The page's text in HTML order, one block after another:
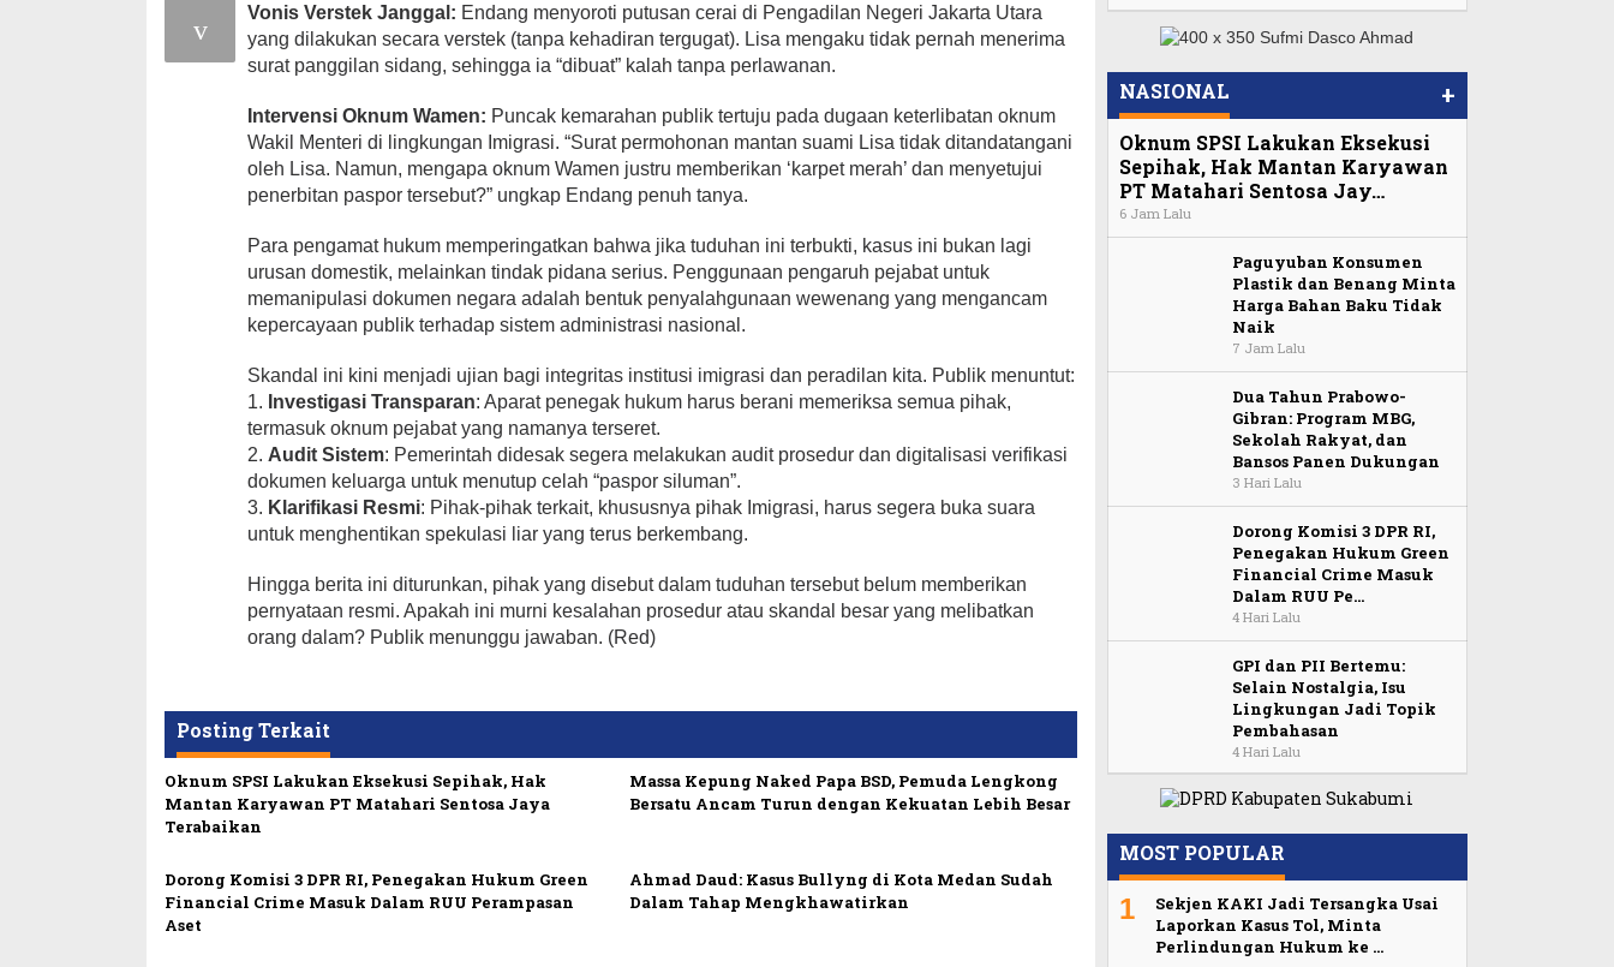
Vonis Verstek Janggal: Endang menyoroti putusan cerai di Pengadilan Negeri Jakarta Utara
yang dilakukan secara verstek (tanpa kehadiran tergugat). Lisa mengaku tidak pernah menerima
surat panggilan sidang, sehingga ia “dibuat” kalah tanpa perlawanan.
Intervensi Oknum Wamen: Puncak kemarahan publik tertuju pada dugaan keterlibatan oknum
Wakil Menteri di lingkungan Imigrasi. “Surat permohonan mantan suami Lisa tidak ditandatangani
oleh Lisa. Namun, mengapa oknum Wamen justru memberikan ‘karpet merah’ dan menyetujui
penerbitan paspor tersebut?” ungkap Endang penuh tanya.
Para pengamat hukum memperingatkan bahwa jika tuduhan ini terbukti, kasus ini bukan lagi
urusan domestik, melainkan tindak pidana serius. Penggunaan pengaruh pejabat untuk
memanipulasi dokumen negara adalah bentuk penyalahgunaan wewenang yang mengancam
kepercayaan publik terhadap sistem administrasi nasional.
Skandal ini kini menjadi ujian bagi integritas institusi imigrasi dan peradilan kita. Publik menuntut:
1. Investigasi Transparan: Aparat penegak hukum harus berani memeriksa semua pihak,
termasuk oknum pejabat yang namanya terseret.
2. Audit Sistem: Pemerintah didesak segera melakukan audit prosedur dan digitalisasi verifikasi
dokumen keluarga untuk menutup celah “paspor siluman”.
3. Klarifikasi Resmi: Pihak-pihak terkait, khususnya pihak Imigrasi, harus segera buka suara
untuk menghentikan spekulasi liar yang terus berkembang.
Hingga berita ini diturunkan, pihak yang disebut dalam tuduhan tersebut belum memberikan
pernyataan resmi. Apakah ini murni kesalahan prosedur atau skandal besar yang melibatkan
orang dalam? Publik menunggu jawaban. (Red)
Posting Terkait
Oknum SPSI Lakukan Eksekusi Sepihak, Hak
Mantan Karyawan PT Matahari Sentosa Jaya
Terabaikan
Massa Kepung Naked Papa BSD, Pemuda Lengkong
Bersatu Ancam Turun dengan Kekuatan Lebih Besar
Dorong Komisi 3 DPR RI, Penegakan Hukum Green
Financial Crime Masuk Dalam RUU Perampasan
Aset
Ahmad Daud: Kasus Bullyng di Kota Medan Sudah
Dalam Tahap Mengkhawatirkan
NASIONAL +
Oknum SPSI Lakukan Eksekusi
Sepihak, Hak Mantan Karyawan
PT Matahari Sentosa Jay…
6 Jam Lalu
Paguyuban Konsumen
Plastik dan Benang Minta
Harga Bahan Baku Tidak
Naik
7 Jam Lalu
Dua Tahun Prabowo-
Gibran: Program MBG,
Sekolah Rakyat, dan
Bansos Panen Dukungan
3 Hari Lalu
Dorong Komisi 3 DPR RI,
Penegakan Hukum Green
Financial Crime Masuk
Dalam RUU Pe…
4 Hari Lalu
GPI dan PII Bertemu:
Selain Nostalgia, Isu
Lingkungan Jadi Topik
Pembahasan
4 Hari Lalu
MOST POPULAR
1
Sekjen KAKI Jadi Tersangka Usai
Laporkan Kasus Tol, Minta
Perlindungan Hukum ke …